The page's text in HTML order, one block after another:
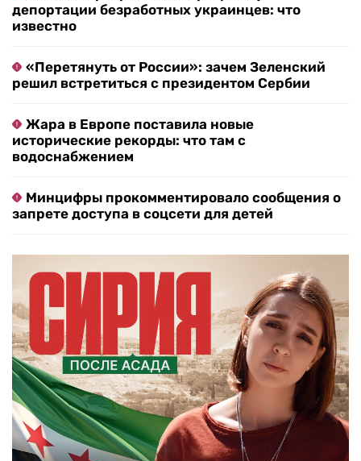
депортации безработных украинцев: что
известно
«Перетянуть от России»: зачем Зеленский
решил встретиться с президентом Сербии
Жара в Европе поставила новые
исторические рекорды: что там с
водоснабжением
Минцифры прокомментировало сообщения о
запрете доступа в соцсети для детей